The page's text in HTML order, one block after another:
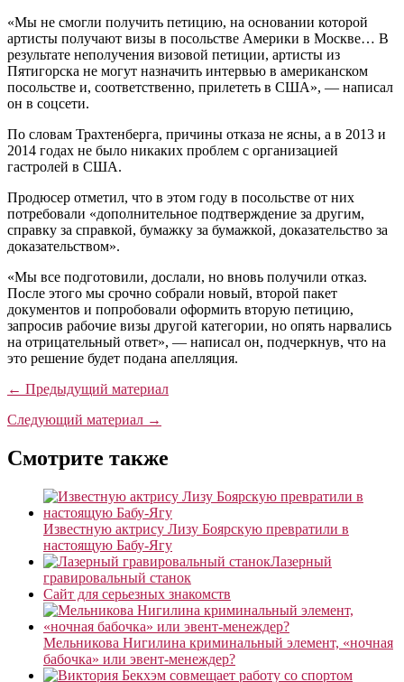
«Мы не смогли получить петицию, на основании которой
артисты получают визы в посольстве Америки в Москве… В
результате неполучения визовой петиции, артисты из
Пятигорска не могут назначить интервью в американском
посольстве и, соответственно, прилететь в США», — написал
он в соцсети.
По словам Трахтенберга, причины отказа не ясны, а в 2013 и
2014 годах не было никаких проблем с организацией
гастролей в США.
Продюсер отметил, что в этом году в посольстве от них
потребовали «дополнительное подтверждение за другим,
справку за справкой, бумажку за бумажкой, доказательство за
доказательством».
«Мы все подготовили, дослали, но вновь получили отказ.
После этого мы срочно собрали новый, второй пакет
документов и попробовали оформить вторую петицию,
запросив рабочие визы другой категории, но опять нарвались
на отрицательный ответ», — написал он, подчеркнув, что на
это решение будет подана апелляция.
← Предыдущий материал
Следующий материал →
Смотрите также
Известную актрису Лизу Боярскую превратили в
настоящую Бабу-Ягу
Лазерный
гравировальный станок
Сайт для серьезных знакомств
Мельникова Нигилина криминальный элемент, «ночная
бабочка» или эвент-менеждер?